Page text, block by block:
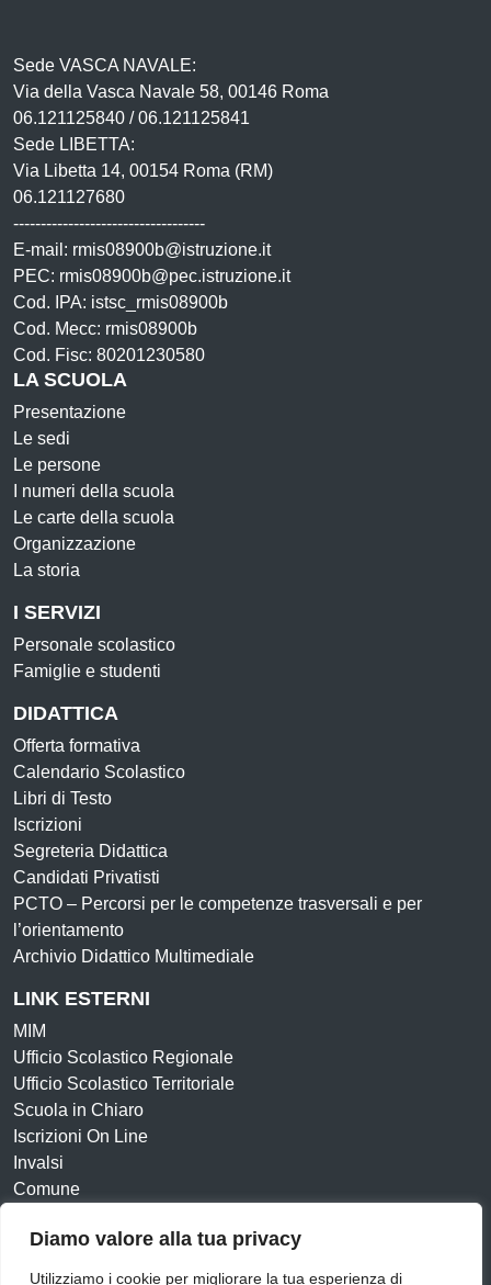
Diamo valore alla tua privacy
Utilizziamo i cookie per migliorare la tua esperienza di
Sede VASCA NAVALE:
Via della Vasca Navale 58, 00146 Roma
06.121125840 / 06.121125841
Sede LIBETTA:
Via Libetta 14, 00154 Roma (RM)
06.121127680
-----------------------------------
E-mail: rmis08900b@istruzione.it
PEC: rmis08900b@pec.istruzione.it
Cod. IPA: istsc_rmis08900b
Cod. Mecc: rmis08900b
Cod. Fisc: 80201230580
LA SCUOLA
Presentazione
Le sedi
Le persone
I numeri della scuola
Le carte della scuola
Organizzazione
La storia
I SERVIZI
Personale scolastico
Famiglie e studenti
DIDATTICA
Offerta formativa
Calendario Scolastico
Libri di Testo
Iscrizioni
Segreteria Didattica
Candidati Privatisti
PCTO – Percorsi per le competenze trasversali e per
l’orientamento
Archivio Didattico Multimediale
LINK ESTERNI
MIM
Ufficio Scolastico Regionale
Ufficio Scolastico Territoriale
Scuola in Chiaro
Iscrizioni On Line
Invalsi
Comune
Amministrazione TrasparenteAlbo online
Dichiarazione di accessibilitàObiettivi di accessibilità